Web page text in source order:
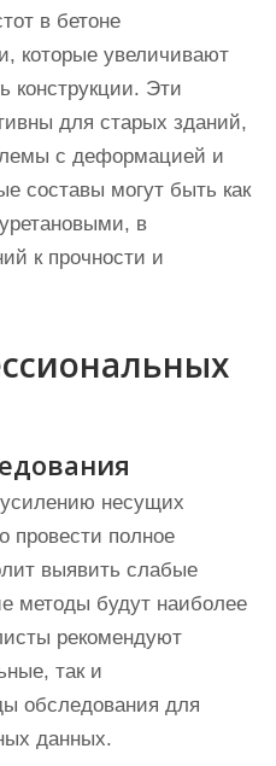
в бетоне
которые увеличивают
конструкции. Эти
для старых зданий,
с деформацией и
составы могут быть как
в
к прочности и
несущих
провести полное
выявить слабые
методы будут наиболее
рекомендуют
так и
обследования для
данных.